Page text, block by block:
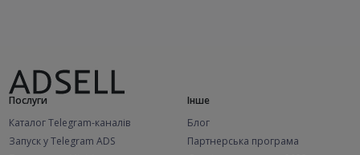
Послуги
Каталог Telegram-каналів
Запуск у Telegram ADS
Інше
Блог
Партнерська програма